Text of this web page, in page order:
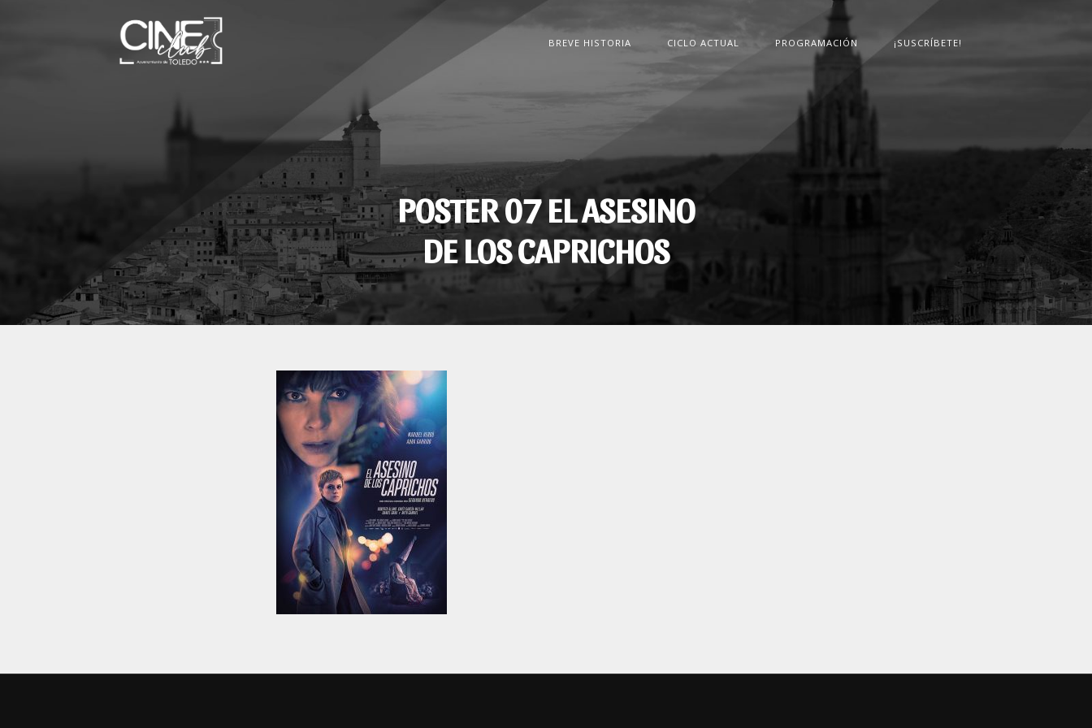
BREVE HISTORIA CICLO ACTUAL PROGRAMACIÓN ¡SUSCRÍBETE!
POSTER 07 EL ASESINO
DE LOS CAPRICHOS